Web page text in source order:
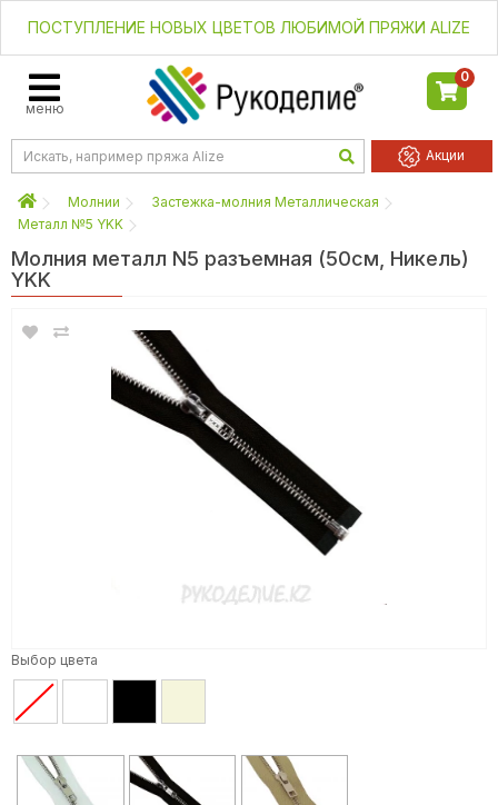
ПОСТУПЛЕНИЕ НОВЫХ ЦВЕТОВ ЛЮБИМОЙ ПРЯЖИ ALIZE
меню
0
Акции
Молнии
Застежка-молния Металлическая
Металл №5 YKK
Молния металл N5 разъемная (50см, Никель)
YKK
Выбор цвета